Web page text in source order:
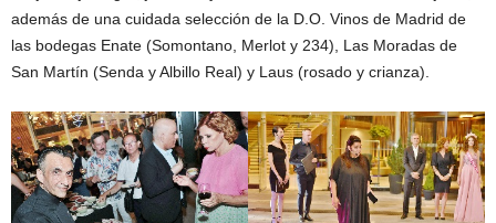
además de una cuidada selección de la D.O. Vinos de Madrid de
las bodegas Enate (Somontano, Merlot y 234), Las Moradas de
San Martín (Senda y Albillo Real) y Laus (rosado y crianza).